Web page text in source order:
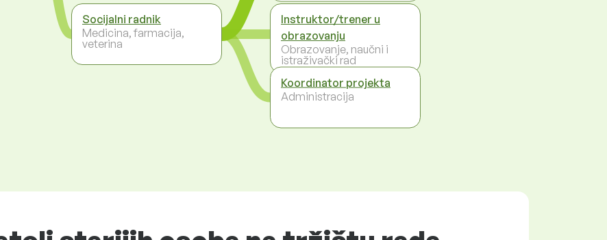
Socijalni radnik
Medicina, farmacija,
veterina
Instruktor/trener u
obrazovanju
Obrazovanje, naučni i
istraživački rad
Koordinator projekta
Administracija